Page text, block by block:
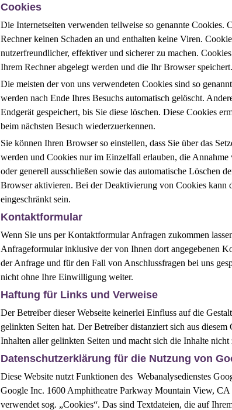
Cookies
Die Internetseiten verwenden teilweise so genannte Cookies.
Rechner keinen Schaden an und enthalten keine Viren.
nutzerfreundlicher, effektiver und sicherer zu machen.
Ihrem Rechner abgelegt werden und die Ihr Browser speichert.
Die meisten der von uns verwendeten Cookies sind so
werden nach Ende Ihres Besuchs automatisch gelöscht.
Endgerät gespeichert, bis Sie diese löschen. Diese Cookies
beim nächsten Besuch wiederzuerkennen.
Sie können Ihren Browser so einstellen, dass Sie über das
werden und Cookies nur im Einzelfall erlauben, die
oder generell ausschließen sowie das automatische Löschen
Browser aktivieren. Bei der Deaktivierung von Cookies kann
eingeschränkt sein.
Kontaktformular
Wenn Sie uns per Kontaktformular Anfragen zukommen
Anfrageformular inklusive der von Ihnen dort angegebenen
der Anfrage und für den Fall von Anschlussfragen bei uns
nicht ohne Ihre Einwilligung weiter.
Haftung für Links und Verweise
Der Betreiber dieser Webseite keinerlei Einfluss auf die
gelinkten Seiten hat. Der Betreiber distanziert sich aus
Inhalten aller gelinkten Seiten und macht sich die Inhalte nicht
Datenschutzerklärung für die Nutzung von
Diese Website nutzt Funktionen des Webanalysedienstes
Google Inc. 1600 Amphitheatre Parkway Mountain View,
verwendet sog. „Cookies“. Das sind Textdateien, die auf